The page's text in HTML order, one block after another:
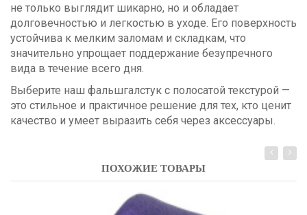
не только выглядит шикарно, но и обладает
долговечностью и легкостью в уходе. Его поверхность
устойчива к мелким заломам и складкам, что
значительно упрощает поддержание безупречного
вида в течение всего дня.
Выберите наш фальшгалстук с полосатой текстурой —
это стильное и практичное решение для тех, кто ценит
качество и умеет выразить себя через аксессуары.
ПОХОЖИЕ ТОВАРЫ